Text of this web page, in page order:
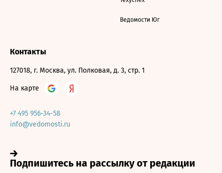
Ведомости Юг
Контакты
127018, г. Москва, ул. Полковая, д. 3, стр. 1
На карте
+7 495 956-34-58
info@vedomosti.ru